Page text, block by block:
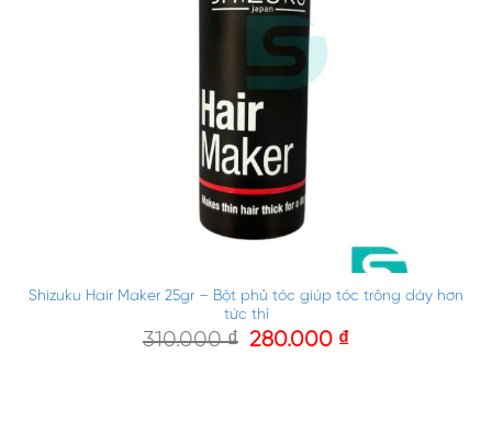
Shizuku Hair Maker 25gr – Bột phủ tóc giúp tóc trông dày hơn
tức thì
310.000₫ 280.000 ₫